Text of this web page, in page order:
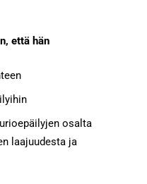
että hän
osalta
laajuudesta ja